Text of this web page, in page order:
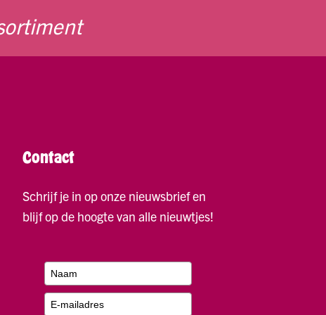
Contact
Schrijf je in op onze nieuwsbrief en
blijf op de hoogte van alle nieuwtjes!